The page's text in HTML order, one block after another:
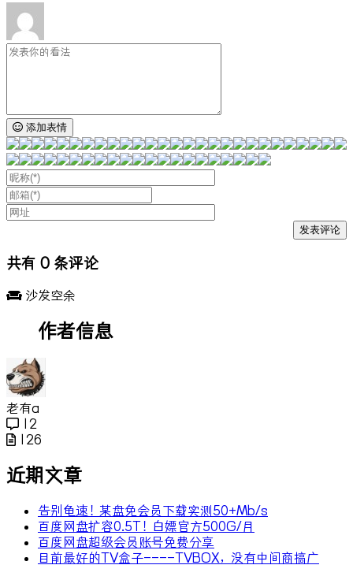
添加表情
共有 0 条评论
沙发空余
作者信息
老有a
12
126
近期文章
告别龟速！某盘免会员下载实测50+Mb/s
百度网盘扩容0.5T！白嫖官方500G/月
百度网盘超级会员账号免费分享
目前最好的TV盒子----TVBOX，没有中间商搞广